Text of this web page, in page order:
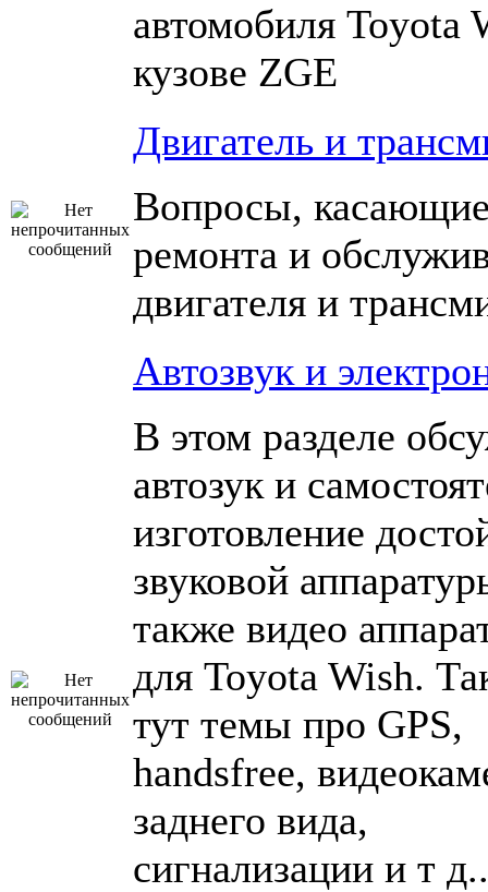
автомобиля Toyota
кузове ZGE
Двигатель и
Вопросы,
ремонта и
двигателя и
Автозвук и
В этом разделе
автозук и
изготовление
звуковой
также видео
для Toyota Wish.
тут темы про GPS,
handsfree,
заднего вида,
сигнализации и т